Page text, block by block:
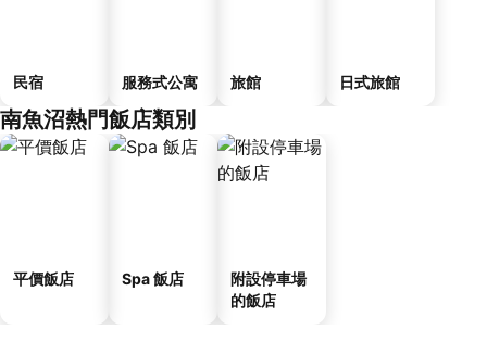
民宿 服務式公寓 旅館 日式旅館
南魚沼熱門飯店類別
平價飯店 Spa 飯店
附設停車場
的飯店